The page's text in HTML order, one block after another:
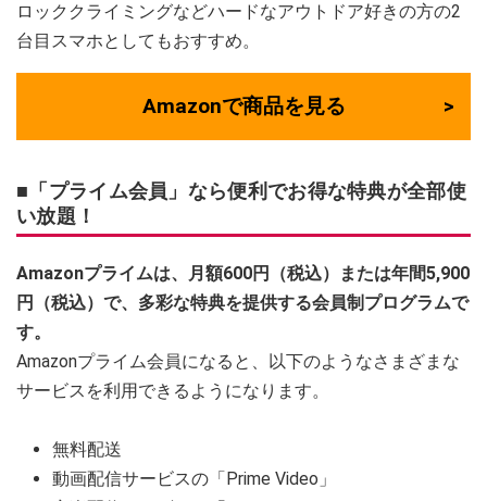
ロッククライミングなどハードなアウトドア好きの方の2
台目スマホとしてもおすすめ。
Amazonで商品を見る
■「プライム会員」なら便利でお得な特典が全部使
い放題！
Amazonプライムは、月額600円（税込）または年間5,900
円（税込）で、多彩な特典を提供する会員制プログラムで
す。
Amazonプライム会員になると、以下のようなさまざまな
サービスを利用できるようになります。
無料配送
動画配信サービスの「Prime Video」